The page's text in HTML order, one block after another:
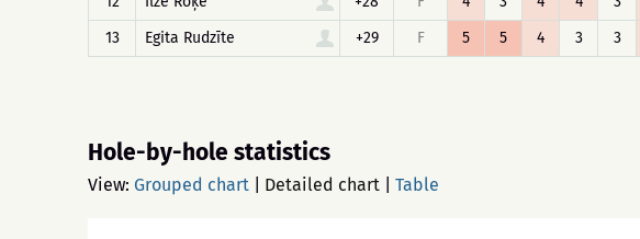
13
Egita Rudzīte +29 F 5 5 4 3 3
Hole-by-hole statistics
View: Grouped chart Detailed chart Table